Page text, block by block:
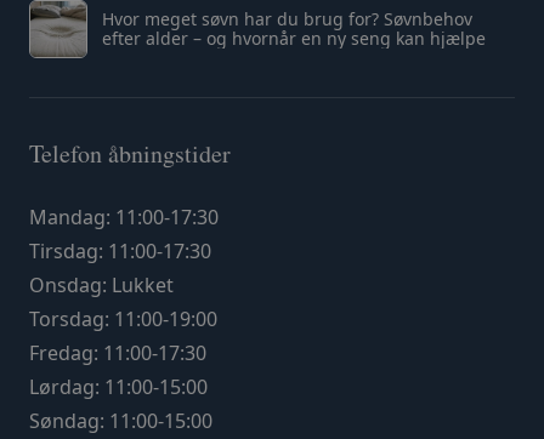
Hvor meget søvn har du brug for? Søvnbehov
efter alder – og hvornår en ny seng kan hjælpe
Telefon åbningstider
Mandag: 11:00-17:30
Tirsdag: 11:00-17:30
Onsdag: Lukket
Torsdag: 11:00-19:00
Fredag: 11:00-17:30
Lørdag: 11:00-15:00
Søndag: 11:00-15:00